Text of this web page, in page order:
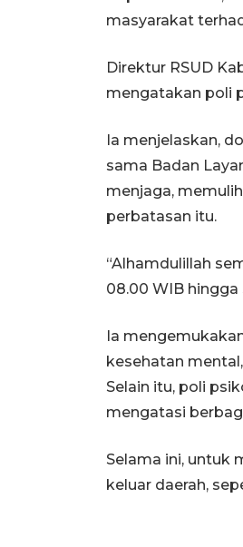
masyarakat
Direktur RSUD
mengatakan poli
Ia menjelaskan,
sama Badan
menjaga,
perbatasan itu.
“Alhamdulillah
08.00 WIB hingga
Ia
kesehatan
Selain itu, poli
mengatasi
Selama ini, untuk
keluar daerah,